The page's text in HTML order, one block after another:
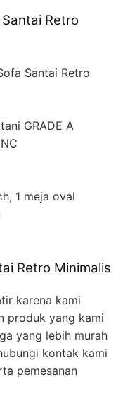
Retro
Santai Retro
GRADE A
1 meja oval
Retro Minimalis
karena kami
produk yang kami
yang lebih murah
kontak kami
pemesanan